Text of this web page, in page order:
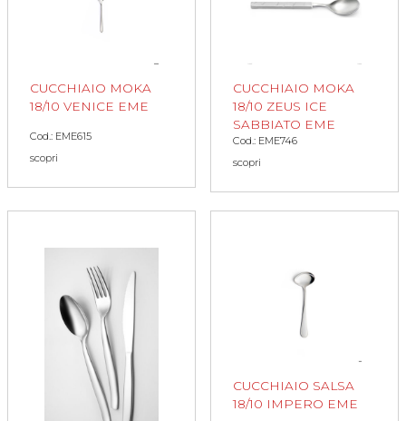
CUCCHIAIO MOKA
18/10 VENICE EME
Cod.: EME615
scopri
CUCCHIAIO MOKA
18/10 ZEUS ICE
SABBIATO EME
Cod.: EME746
scopri
CUCCHIAIO SALSA
18/10 IMPERO EME